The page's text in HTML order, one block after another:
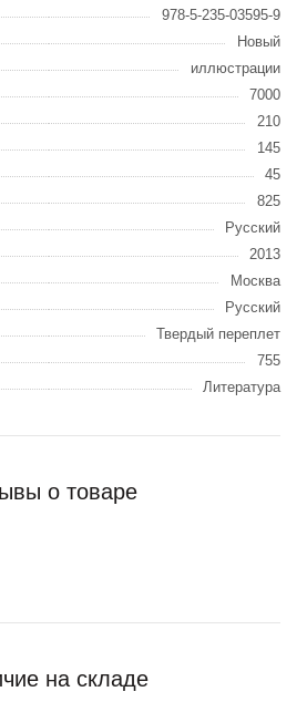
978-5-235-03595-9
Новый
иллюстрации
7000
210
145
45
825
Русский
2013
Москва
Русский
Твердый переплет
755
Литература
о товаре
на складе